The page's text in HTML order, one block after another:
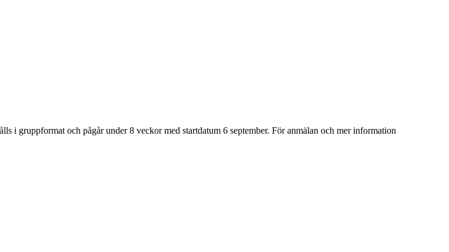
i gruppformat och pågår under 8 veckor med startdatum 6 september. För anmälan och mer information